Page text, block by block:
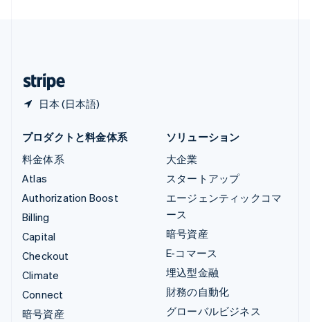
日本 (日本語)
プロダクトと料金体系
料金体系
Atlas
Authorization Boost
Billing
Capital
Checkout
Climate
Connect
暗号資産
ソリューション
大企業
スタートアップ
エージェンティックコマ
ース
暗号資産
E-コマース
埋込型金融
財務の自動化
グローバルビジネス